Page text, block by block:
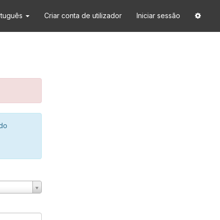
Criar conta de utilizador Iniciar sessão